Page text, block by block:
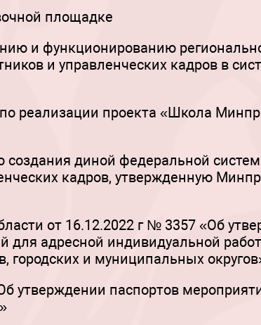
площадке
и функционированию
и управленческих кадров в
реализации проекта «Школа
диной федеральной
кадров, утвержденную
от 16.12.2022 г № 3357 «Об
адресной индивидуальной
городских и муниципальных
утверждении паспортов